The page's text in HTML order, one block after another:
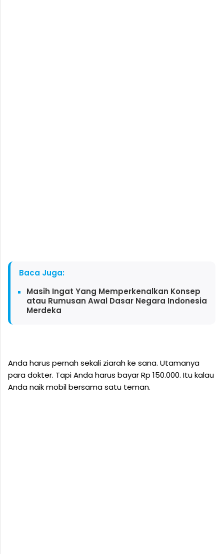
Baca Juga:
Masih Ingat Yang Memperkenalkan Konsep
atau Rumusan Awal Dasar Negara Indonesia
Merdeka
Anda harus pernah sekali ziarah ke sana. Utamanya
para dokter. Tapi Anda harus bayar Rp 150.000. Itu kalau
Anda naik mobil bersama satu teman.